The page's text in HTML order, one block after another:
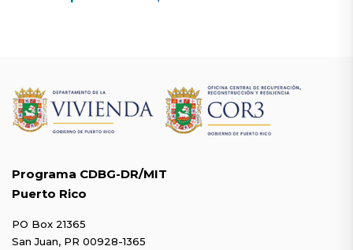
Programa CDBG-DR/MIT
Puerto Rico
PO Box 21365
San Juan, PR 00928-1365